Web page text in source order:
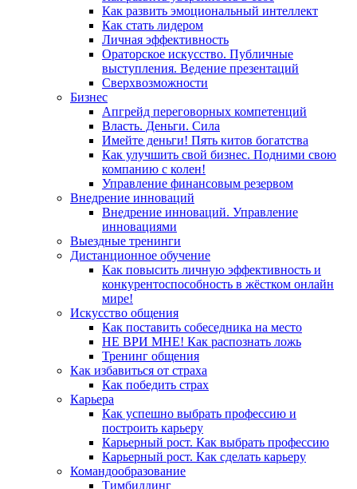
Как развить эмоциональный интеллект
Как стать лидером
Личная эффективность
Ораторское искусство. Публичные
выступления. Ведение презентаций
Сверхвозможности
Бизнес
Апгрейд переговорных компетенций
Власть. Деньги. Сила
Имейте деньги! Пять китов богатства
Как улучшить свой бизнес. Подними свою
компанию с колен!
Управление финансовым резервом
Внедрение инноваций
Внедрение инноваций. Управление
инновациями
Выездные тренинги
Дистанционное обучение
Как повысить личную эффективность и
конкурентоспособность в жёстком онлайн
мире!
Искусство общения
Как поставить собеседника на место
НЕ ВРИ МНЕ! Как распознать ложь
Тренинг общения
Как избавиться от страха
Как победить страх
Карьера
Как успешно выбрать профессию и
построить карьеру
Карьерный рост. Как выбрать профессию
Карьерный рост. Как сделать карьеру
Командообразование
Тимбилдинг